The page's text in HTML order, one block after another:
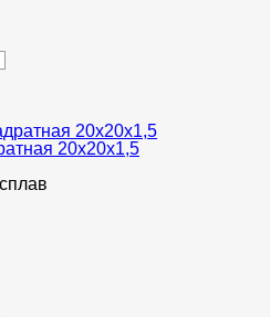
20х20х1,5